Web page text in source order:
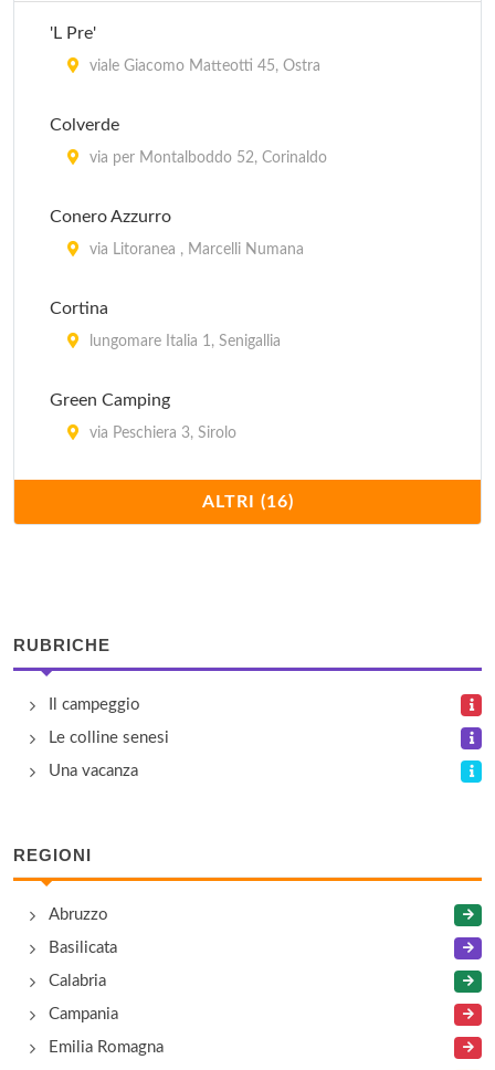
'L Pre'
viale Giacomo Matteotti 45, Ostra
Colverde
via per Montalboddo 52, Corinaldo
Conero Azzurro
via Litoranea , Marcelli Numana
Cortina
lungomare Italia 1, Senigallia
Green Camping
via Peschiera 3, Sirolo
Lungomare Leonardo da Vinci 46b, Senigallia
Liana
lungomare Leonardo da Vinci 54, Senigallia
Mare Verde
Numana Blu
Reno
via Moricone 7, Sirolo
ALTRI (16)
RUBRICHE
Il campeggio
Le colline senesi
Una vacanza
REGIONI
Abruzzo
Basilicata
Calabria
Campania
Emilia Romagna